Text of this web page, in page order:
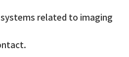
related to imaging